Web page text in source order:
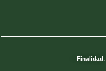
– Finalidad: